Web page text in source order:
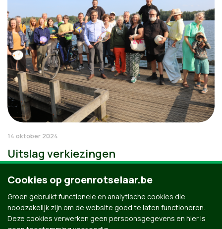
14 oktober 2024
Uitslag verkiezingen
Cookies op groenrotselaar.be
Groen gebruikt functionele en analytische cookies die
noodzakelijk zijn om de website goed te laten functioneren.
Deze cookies verwerken geen persoonsgegevens en hier is